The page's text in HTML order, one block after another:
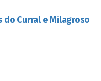
do Curral e Milagroso